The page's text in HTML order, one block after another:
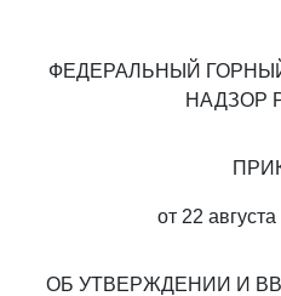
ФЕДЕРАЛЬНЫЙ
НАДЗОР
от 22
ОБ УТВЕРЖДЕНИИ И